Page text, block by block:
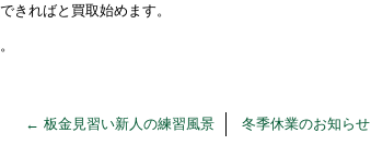
きればと買取始めます。
← 板金見習い新人の練習風景 冬季休業のお知らせ